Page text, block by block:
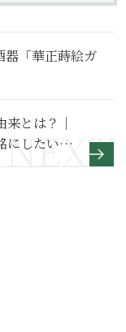
器「華正蒔絵ガ
来とは？｜
にしたい言